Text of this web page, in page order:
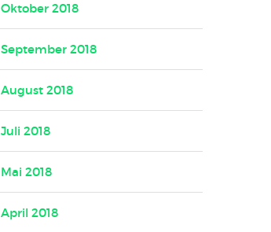
Oktober 2018
September 2018
August 2018
Juli 2018
Mai 2018
April 2018